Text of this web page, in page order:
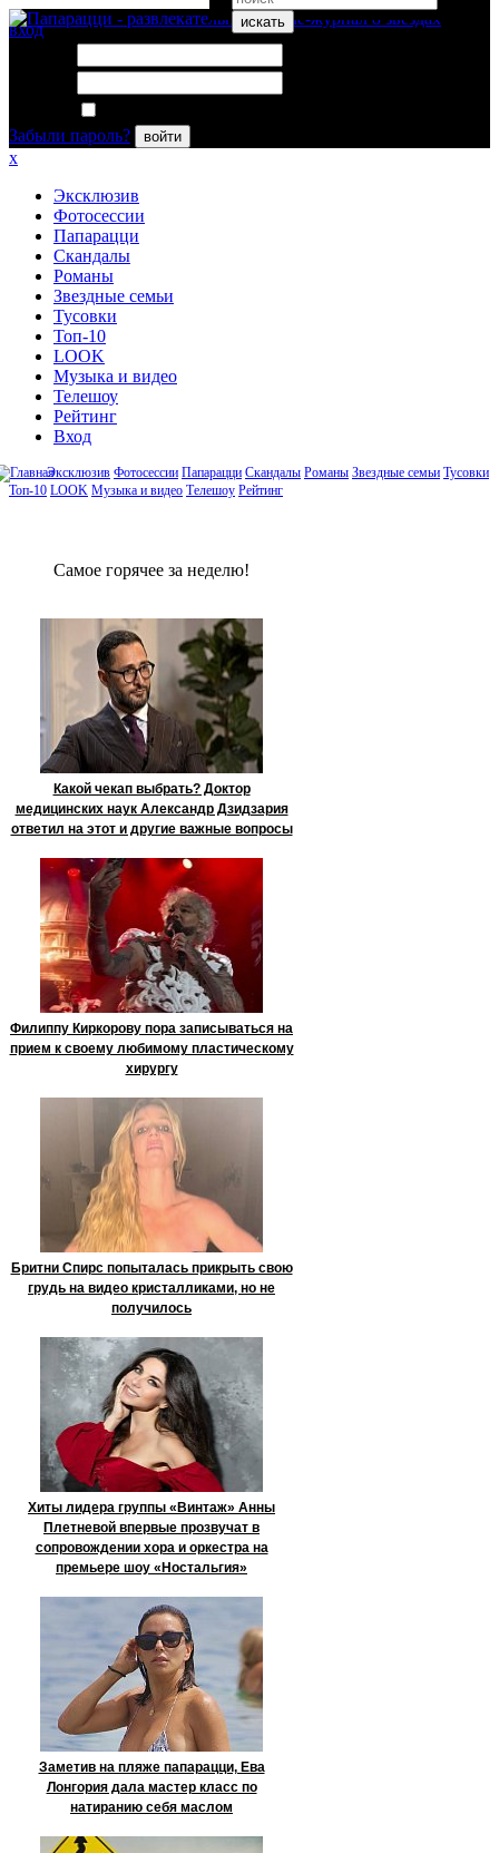
искать
вход
Забыли пароль?
войти
x
Эксклюзив
Фотосессии
Папарацци
Скандалы
Романы
Звездные семьи
Тусовки
Топ-10
LOOK
Музыка и видео
Телешоу
Рейтинг
Вход
Эксклюзив Фотосессии Папарацци Скандалы Романы Звездные семьи Тусовки
Топ-10 LOOK Музыка и видео Телешоу Рейтинг
Сaмое гoрячее за неделю!
Какой чекап выбрать? Доктор
медицинских наук Александр Дзидзария
ответил на этот и другие важные вопросы
Филиппу Киркорову пора записываться на
прием к своему любимому пластическому
хирургу
Бритни Спирс попыталась прикрыть свою
грудь на видео кристалликами, но не
получилось
Хиты лидера группы «Винтаж» Анны
Плетневой впервые прозвучат в
сопровождении хора и оркестра на
премьере шоу «Ностальгия»
Заметив на пляже папарацци, Ева
Лонгория дала мастер класс по
натиранию себя маслом